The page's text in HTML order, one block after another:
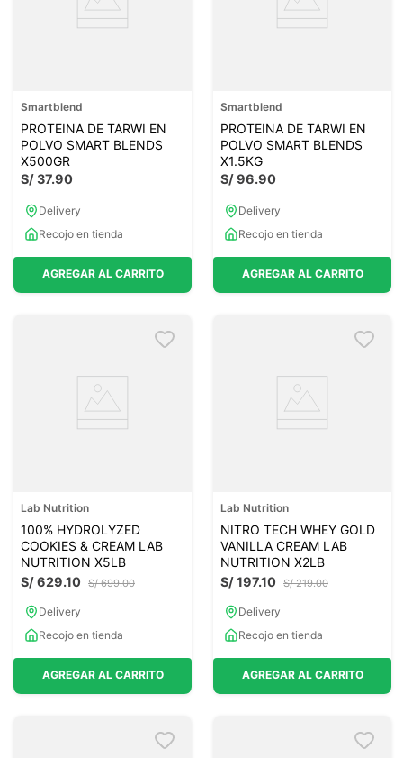
Smartblend
PROTEINA DE TARWI EN
POLVO SMART BLENDS
X500GR
S/37.90
Delivery
Recojo en tienda
AGREGAR AL CARRITO
Smartblend
PROTEINA DE TARWI EN
POLVO SMART BLENDS
X1.5KG
S/96.90
Delivery
Recojo en tienda
AGREGAR AL CARRITO
Lab Nutrition
100% HYDROLYZED
COOKIES & CREAM LAB
NUTRITION X5LB
S/ 699.00
S/629.10
Delivery
Recojo en tienda
AGREGAR AL CARRITO
Lab Nutrition
NITRO TECH WHEY GOLD
VANILLA CREAM LAB
NUTRITION X2LB
S/ 219.00
S/197.10
Delivery
Recojo en tienda
AGREGAR AL CARRITO